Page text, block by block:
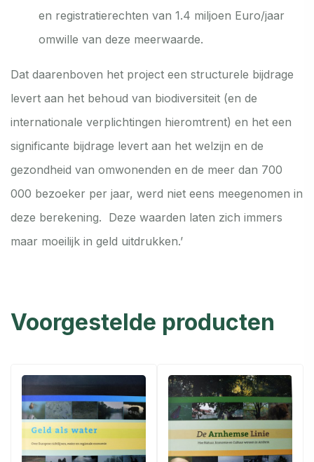
en registratierechten van 1.4 miljoen Euro/jaar
omwille van deze meerwaarde.
Dat daarenboven het project een structurele bijdrage
levert aan het behoud van biodiversiteit (en de
internationale verplichtingen hieromtrent) en het een
significante bijdrage levert aan het welzijn en de
gezondheid van omwonenden en de meer dan 700
000 bezoeker per jaar, werd niet eens meegenomen in
deze berekening. Deze waarden laten zich immers
maar moeilijk in geld uitdrukken.’
Voorgestelde producten